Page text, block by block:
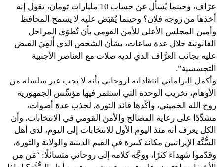
عرّاف، وحينما يُسأل عن حساب 10 مليارات تومان، يقول إنه
أخذها من زوجة فلان؟ وحينما يُقبَض عليه لا يسمح المحافظ
وأمين المجلس الأعلى للأمن القومي بأن تُطوَى المراحل
القانونية خلال عدة ساعات، بشأن الشخص الذي أُلقِيَ القبض
عليه بجانب العرَّاف الذي لديه صلات مع العناصر الأجنبية
التجسسية”.
وأكمل البرلماني انتقاداته لروحاني بأنه لا يجب عبر سلسلة من
الأوهام، تخريب الوحدة التي استثمر فيها مؤسِّس الجمهورية
روح الله الخميني، وأكّدها قائد الثورة، لجذب عدة أصوات،
مشدِّدًا على رعاية المصالح والأمن القومي في الانتخابات، وأن
الكل يعرف أنه منذ اليوم الأول للانتخابات إلى اليوم، لدى أهل
السُّنَّة الإيرانيين مكانة كبيرة في القيم الدينية والولاية والثورة،
وقدّموا شهداء كثرًا، ووجَّه كلامه إلى روحاني متسائلًا: “مَن مِن